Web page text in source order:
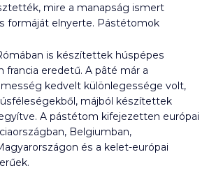
mire a manapság ismert
formáját elnyerte. Pástétomok
is készítettek húspépes
eredetű. A pâté már a
kedvelt különlegessége volt,
májból készítettek
A pástétom kifejezetten európai
Belgiumban,
és a kelet-európai